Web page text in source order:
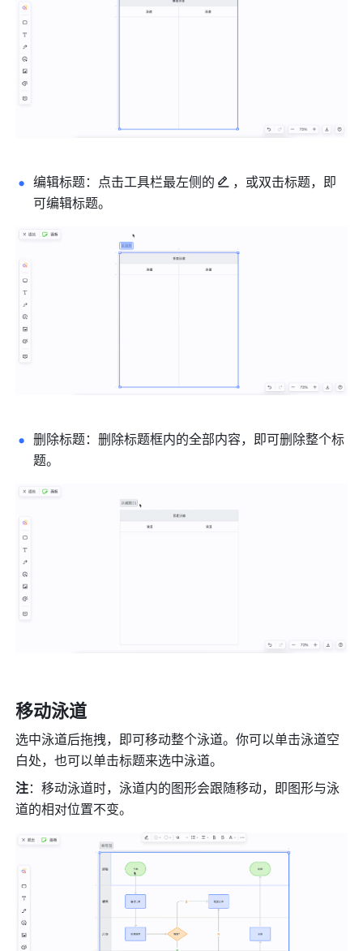
编辑标题：点击工具栏最左侧的
，或双击标题，即
可编辑标题。
删除标题：删除标题框内的全部内容，即可删除整个标
题。
移动泳道
选中泳道后拖拽，即可移动整个泳道。你可以单击泳道空
白处，也可以单击标题来选中泳道。
注：移动泳道时，泳道内的图形会跟随移动，即图形与泳
道的相对位置不变。